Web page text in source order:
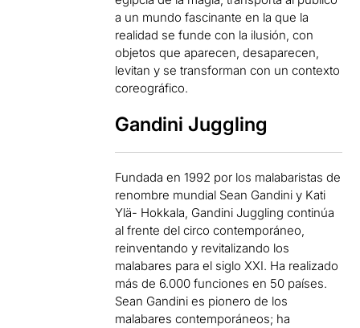
a un mundo fascinante en la que la
realidad se funde con la ilusión, con
objetos que aparecen, desaparecen,
levitan y se transforman con un contexto
coreográfico.
Gandini Juggling
Fundada en 1992 por los malabaristas de
renombre mundial Sean Gandini y Kati
Ylä- Hokkala, Gandini Juggling continúa
al frente del circo contemporáneo,
reinventando y revitalizando los
malabares para el siglo XXI. Ha realizado
más de 6.000 funciones en 50 países.
Sean Gandini es pionero de los
malabares contemporáneos; ha